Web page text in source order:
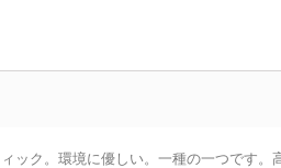
ック。環境に優しい。一種の一つです。